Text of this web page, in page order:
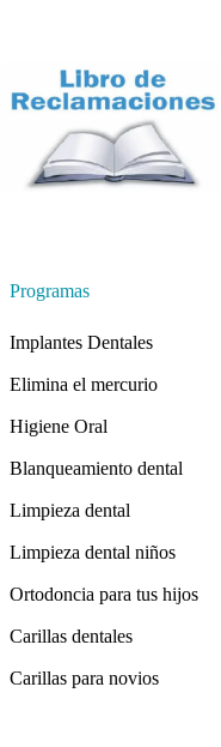
Programas
Implantes Dentales
Elimina el mercurio
Higiene Oral
Blanqueamiento dental
Limpieza dental
Limpieza dental niños
Ortodoncia para tus hijos
Carillas dentales
Carillas para novios